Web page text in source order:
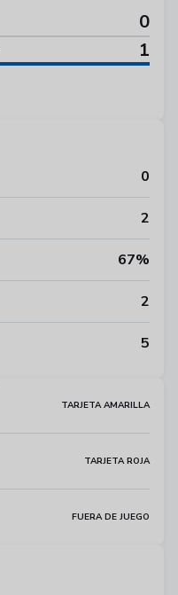
0
1
0
2
67%
2
5
TARJETA AMARILLA
TARJETA ROJA
FUERA DE JUEGO